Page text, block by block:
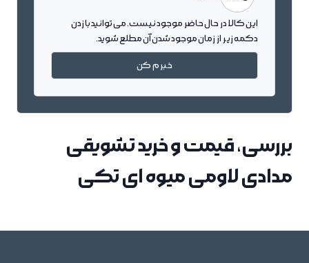
این کالا در حال حاضر موجود نیست. می توانید با زدن
دکمه زیر از زمان موجود شدن آن مطلع شوید.
خبرم کن
بررسی، قیمت و خرید تشویقی
مدادی لاومی میوه ای تکی